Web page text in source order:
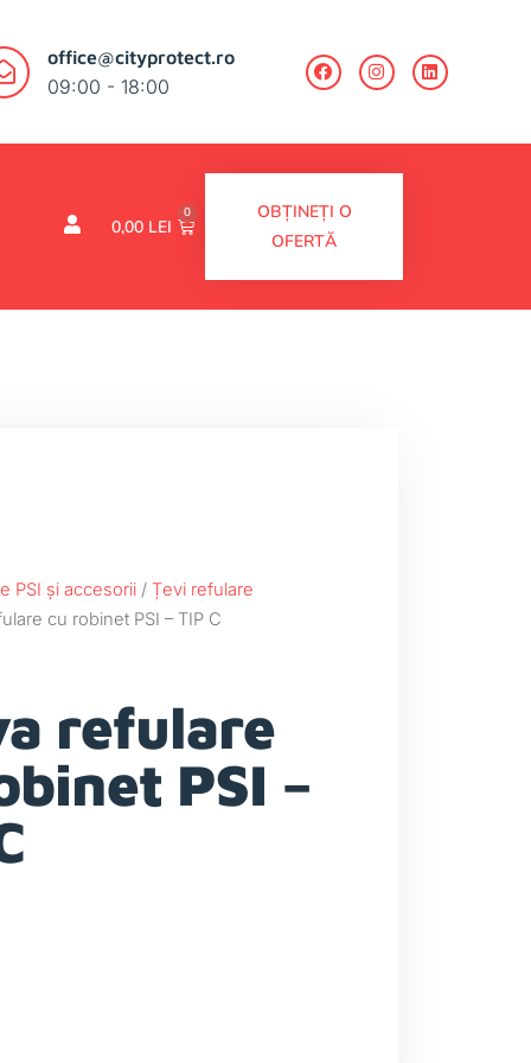
office@cityprotect.ro
09:00 - 18:00
0,00 LEI
0
OBȚINEȚI O
OFERTĂ
PSI și accesorii / Țevi refulare
cu robinet PSI – TIP C
refulare
PSI –